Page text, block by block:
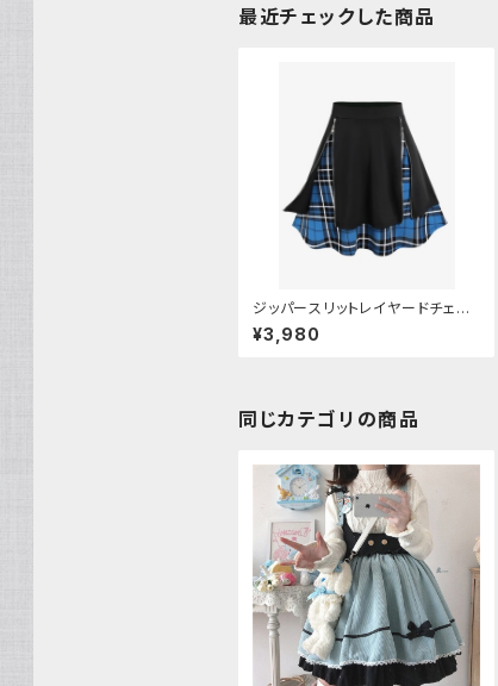
最近チェックした商品
ジッパースリットレイヤードチェッ
クスカート
¥3,980
同じカテゴリの商品